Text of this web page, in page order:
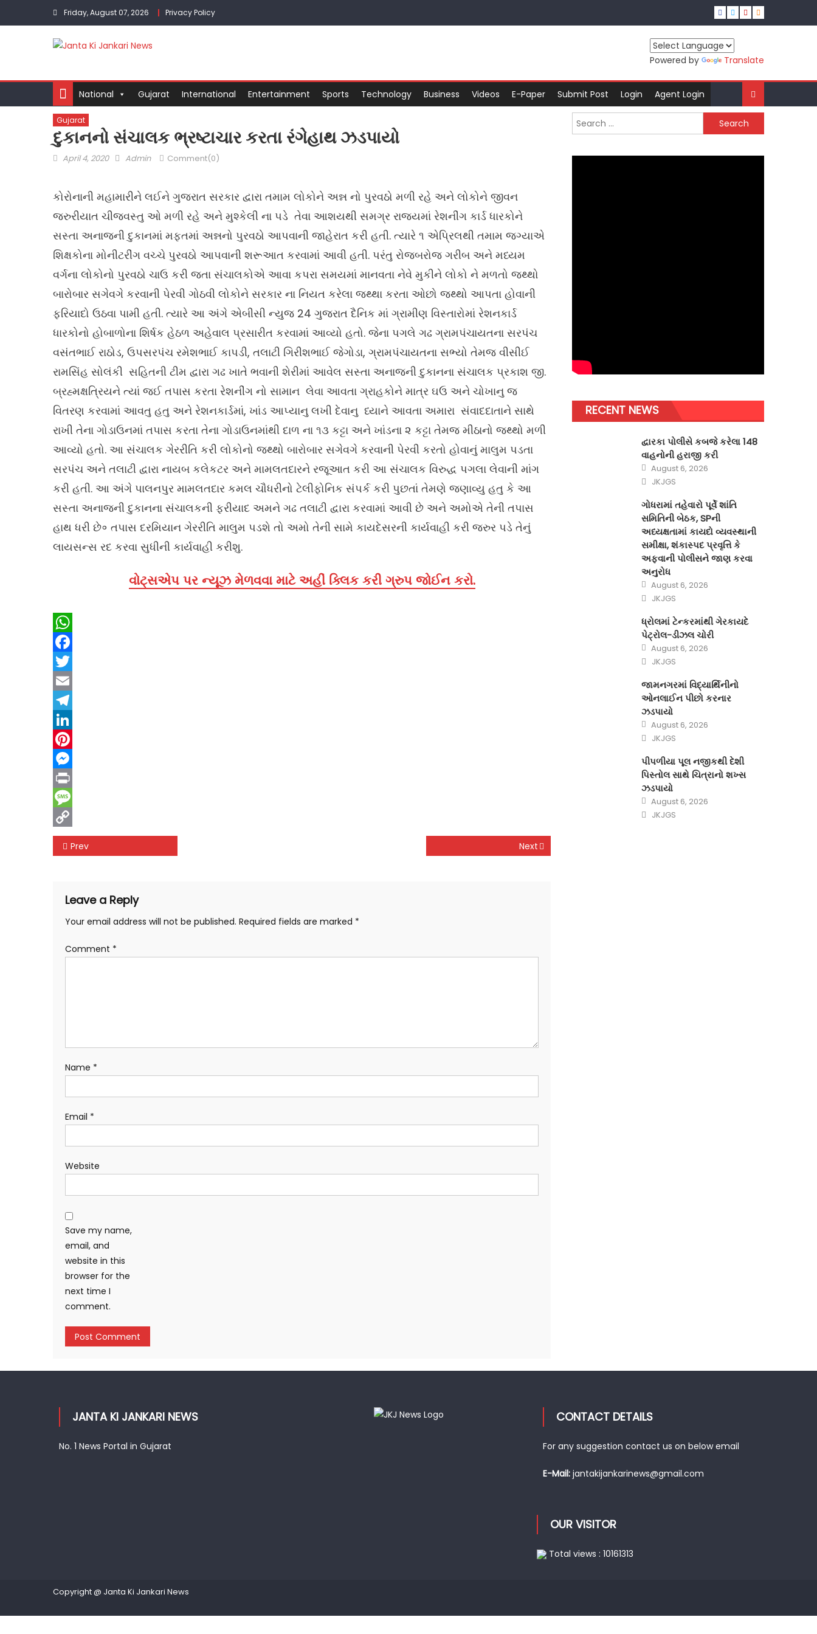
Friday, August 07, 2026 Privacy Policy
Powered by Translate
National Gujarat International Entertainment Sports Technology Business Videos E-Paper Submit Post Login Agent Login
Gujarat
દુકાનનો સંચાલક ભ્રષ્ટાચાર કરતા રંગેહાથ ઝડપાયો
Posted
April 4, 2020 Author
Admin Comment(0)
કોરોનાની મહામારીને લઈને ગુજરાત સરકાર દ્વારા તમામ લોકોને અન્ન નો પુરવઠો મળી રહે અને લોકોને જીવન
જરુરીયાત ચીજવસ્તુ ઓ મળી રહે અને મુશ્કેલી ના પડે તેવા આશયથી સમગ્ર રાજ્યમાં રેશનીંગ કાર્ડ ધારકોને
સસ્તા અનાજની દુકાનમાં મફતમાં અન્નનો પુરવઠો આપવાની જાહેરાત કરી હતી. ત્યારે ૧ એપ્રિલથી તમામ જગ્યાએ
શિક્ષકોના મોનીટરીંગ વચ્ચે પુરવઠો આપવાની શરૂઆત કરવામાં આવી હતી. પરંતુ રોજબરોજ ગરીબ અને મધ્યમ
વર્ગના લોકોનો પુરવઠો ચાઉ કરી જતા સંચાલકોએ આવા કપરા સમયમાં માનવતા નેવે મુકીને લોકો ને મળતો જથ્થો
બારોબાર સગેવગે કરવાની પેરવી ગોઠવી લોકોને સરકાર ના નિયત કરેલા જથ્થા કરતા ઓછો જથ્થો આપતા હોવાની
ફરિયાદો ઉઠવા પામી હતી. ત્યારે આ અંગે એબીસી ન્યુજ 24 ગુજરાત દૈનિક માં ગ્રામીણ વિસ્તારોમાં રેશનકાર્ડ
ધારકોનો હોબાળોના શિર્ષક હેઠળ અહેવાલ પ્રસારીત કરવામાં આવ્યો હતો. જેના પગલે ગઢ ગ્રામપંચાયતના સરપંચ
વસંતભાઈ રાઠોડ, ઉપસરપંચ રમેશભાઈ કાપડી, તલાટી ગિરીશભાઈ જેગોડા, ગ્રામપંચાયતના સભ્યો તેમજ વીસીઈ
રામસિંહ સોલંકી સહિતની ટીમ દ્વારા ગઢ ખાતે ભવાની શેરીમાં આવેલ સસ્તા અનાજની દુકાનના સંચાલક પ્રકાશ જી.
બ્રહ્મક્ષત્રિયને ત્યાં જઈ તપાસ કરતા રેશનીંગ નો સામાન લેવા આવતા ગ્રાહકોને માત્ર ઘઉ અને ચોખાનુ જ
વિતરણ કરવામાં આવતુ હતુ અને રેશનકાર્ડમાં, ખાંડ આપ્યાનુ લખી દેવાનુ ધ્યાને આવતા અમારા સંવાદદાતાને સાથે
રાખી તેના ગોડાઉનમાં તપાસ કરતા તેના ગોડાઉનમાંથી દાળ ના ૧૩ કટ્ટા અને ખાંડના ૨ કટ્ટા તેમજ મીઠાનો જથ્થો મળી
આવ્યો હતો. આ સંચાલક ગેરરીતિ કરી લોકોનો જથ્થો બારોબાર સગેવગે કરવાની પેરવી કરતો હોવાનું માલુમ પડતા
સરપંચ અને તલાટી દ્વારા નાયબ કલેકટર અને મામલતદારને રજૂઆત કરી આ સંચાલક વિરુદ્ધ પગલા લેવાની માંગ
કરી હતી. આ અંગે પાલનપુર મામલતદાર કમલ ચૌધરીનો ટેલીફોનિક સંપર્ક કરી પુછતાં તેમણે જણાવ્યુ હતુ કે આ
સસ્તા અનાજની દુકાનના સંચાલકની ફરીયાદ અમને ગઢ તલાટી દ્વારા કરવામાં આવી છે અને અમોએ તેની તપાસ
હાથ ધરી છે॰ તપાસ દરમિયાન ગેરરીતિ માલુમ પડશે તો અમો તેની સામે કાયદેસરની કાર્યવાહી કરી જરુર પડે તેનું
લાયસન્સ રદ કરવા સુધીની કાર્યવાહી કરીશુ.
વોટ્સએપ પર ન્યૂઝ મેળવવા માટે અહીં ક્લિક કરી ગ્રુપ જોઈન કરો.
WhatsApp
Facebook
Twitter
Email
Telegram
LinkedIn
Pinterest
Messenger
Print
Message
Copy
LinkPost
Prev Next
Leave a Reply
Your email address will not be published. Required fields are marked *
Comment *
Name *
Email *
Website
Save my name,
email, and
website in this
browser for the
next time I
comment.
Search
for:
RECENT NEWS
દ્વારકા પોલીસે કબજે કરેલા 148
વાહનોની હરાજી કરી
Posted
on
August 6, 2026
Author
JKJGS
ગોધરામાં તહેવારો પૂર્વે શાંતિ
સમિતિની બેઠક, SPની
અધ્યક્ષતામાં કાયદો વ્યવસ્થાની
સમીક્ષા, શંકાસ્પદ પ્રવૃત્તિ કે
અફવાની પોલીસને જાણ કરવા
અનુરોધ
Posted
on
August 6, 2026
Author
JKJGS
ધ્રોલમાં ટેન્કરમાંથી ગેરકાયદે
પેટ્રોલ-ડીઝલ ચોરી
Posted
on
August 6, 2026
Author
JKJGS
જામનગરમાં વિદ્યાર્થિનીનો
ઓનલાઈન પીછો કરનાર
ઝડપાયો
Posted
on
August 6, 2026
Author
JKJGS
પીપળીયા પૂલ નજીકથી દેશી
પિસ્તોલ સાથે ચિત્રાનો શખ્સ
ઝડપાયો
Posted
on
August 6, 2026
Author
JKJGS
JANTA KI JANKARI NEWS
No. 1 News Portal in Gujarat
CONTACT DETAILS
For any suggestion contact us on below email
E-Mail: jantakijankarinews@gmail.com
OUR VISITOR
Total views : 10161313
Copyright @ Janta Ki Jankari News